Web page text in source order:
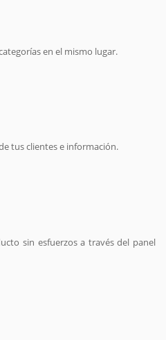
en el mismo lugar.
tus clientes e información.
sin esfuerzos a través del panel